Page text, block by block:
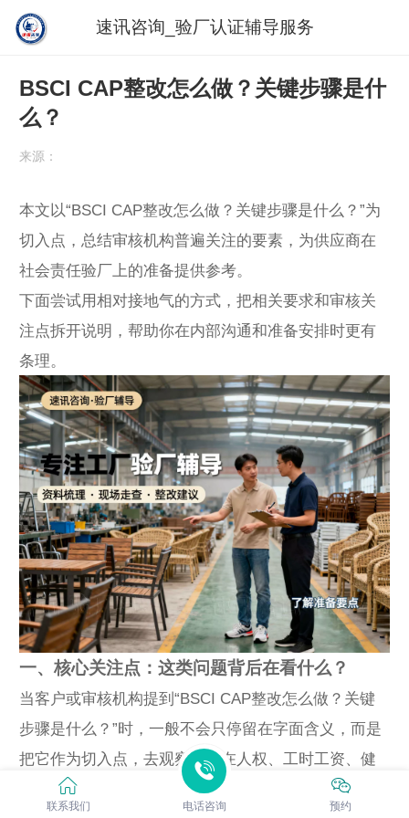
速讯咨询_验厂认证辅导服务
BSCI CAP整改怎么做？关键步骤是什
么？
来源：
本文以“BSCI CAP整改怎么做？关键步骤是什么？”为
切入点，总结审核机构普遍关注的要素，为供应商在
社会责任验厂上的准备提供参考。
下面尝试用相对接地气的方式，把相关要求和审核关
注点拆开说明，帮助你在内部沟通和准备安排时更有
条理。
一、核心关注点：这类问题背后在看什么？
当客户或审核机构提到“BSCI CAP整改怎么做？关键
步骤是什么？”时，一般不会只停留在字面含义，而是
把它作为切入点，去观察工厂在人权、工时工资、健
康安全、环境、管理体系或供应链透明度等方面是否
联系我们 电话咨询 预约